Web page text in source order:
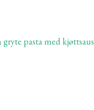
gryte pasta med kjøttsaus